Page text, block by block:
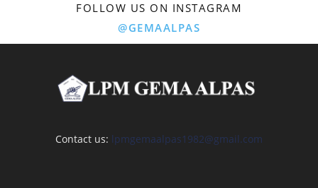
FOLLOW US ON INSTAGRAM
@GEMAALPAS
Contact us: lpmgemaalpas1982@gmail.com